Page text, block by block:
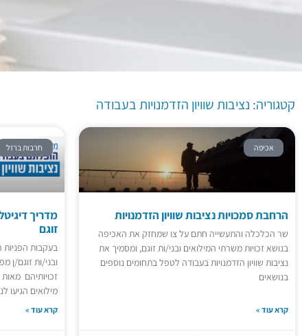
הזדמנויות בעבודה
קטגוריה: נציבות שוויון הזדמנויות בעבודה
אכיפה
הרחבת סמכויות נציבות שוויון הזדמנויות
שר הכלכלה והתעשייה חתם על צו שמחזק את האכיפה
בנושא זכויות משרתי המילואים ובני/ות זוגם, ומסמיך את
נציבות שוויון הזדמנויות בעבודה לטפל בתחומים נוספים
בנושאים
קרא עוד »
חרבות ברזל
מדריך
זוגם
בעקבות
ובני/ות זוגם/ן
זכויותיהם
מילואים הגיעו
קרא עוד »